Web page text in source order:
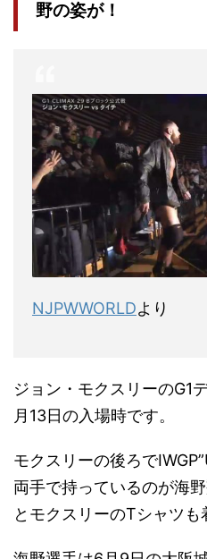
野の姿が！
NJPWWORLDより
ジョン・モクスリーのG1
月13日の入場時です。
モクスリーの後ろで
両手で持っているのが海
とモクスリーのTシャツも